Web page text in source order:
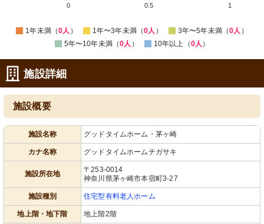
0 0.5 1
1年未満（0人 ） 1年〜3年未満（0人 ） 3年〜5年未満（0人 ）
5年〜10年未満（0人 ） 10年以上（0人 ）
施設詳細
施設概要
施設名称 グッドタイムホーム・茅ヶ崎
カナ名称 グッドタイムホームチガサキ
施設所在地
〒253-0014
神奈川県茅ヶ崎市本宿町3-27
施設種別 住宅型有料老人ホーム
地上階・地下階 地上階2階